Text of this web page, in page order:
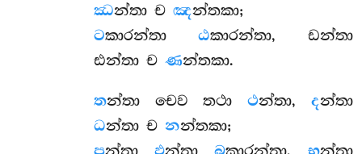
ඣන්තා ච ඤන්තකා;
ටකාරන්තාඨකාරන්තා, ඩන්තා
ඪන්තා ච ණන්තකා.
තන්තා චෙව තථාථන්තා, දන්තා
ධන්තා ච නන්තකා;